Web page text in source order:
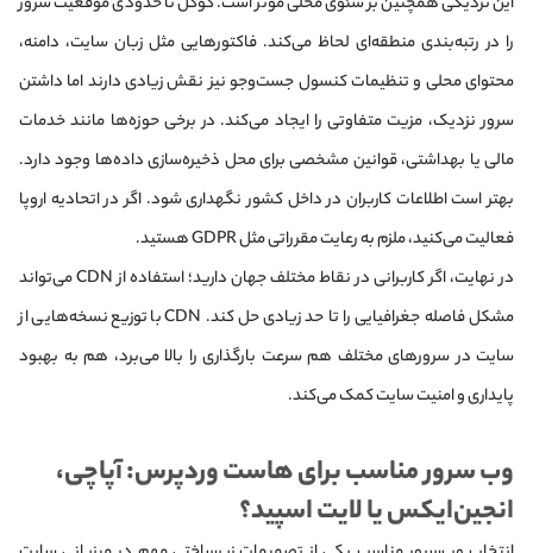
را در رتبه‌بندی منطقه‌ای لحاظ می‌کند. فاکتورهایی مثل زبان سایت، دامنه،
محتوای محلی و تنظیمات کنسول جست‌وجو نیز نقش زیادی دارند اما داشتن
سرور نزدیک، مزیت متفاوتی را ایجاد می‌کند. در برخی حوزه‌ها مانند خدمات
مالی یا بهداشتی، قوانین مشخصی برای محل ذخیره‌سازی داده‌ها وجود دارد.
بهتر است اطلاعات کاربران در داخل کشور نگهداری شود. اگر در اتحادیه اروپا
فعالیت می‌کنید، ملزم به رعایت مقرراتی مثل GDPR هستید.
در نهایت، اگر کاربرانی در نقاط مختلف جهان دارید؛ استفاده از CDN می‌تواند
مشکل فاصله جغرافیایی را تا حد زیادی حل کند. CDN با توزیع نسخه‌هایی از
سایت در سرورهای مختلف هم سرعت بارگذاری را بالا می‌برد، هم به بهبود
پایداری و امنیت سایت کمک می‌کند.
وب سرور مناسب برای هاست وردپرس: آپاچی،
انجین‌ایکس یا لایت اسپید؟